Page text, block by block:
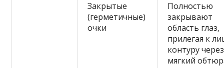
Закрытые
(герметичные)
очки
Полностью
закрывают
область глаз,
прилегая к
контуру через
мягкий